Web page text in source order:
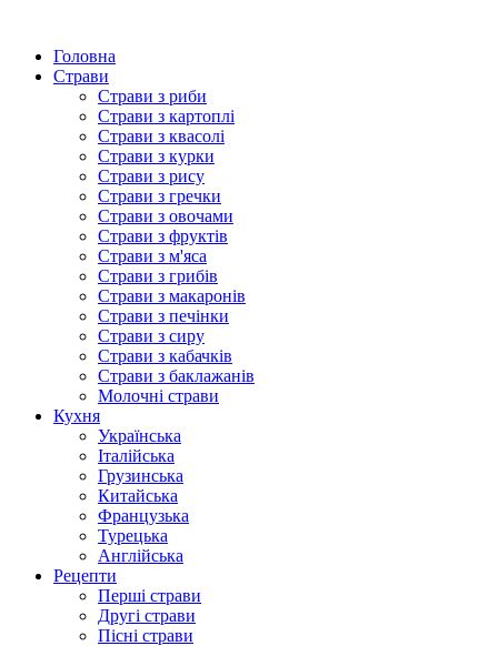
Головна
Страви
Страви з риби
Страви з картоплі
Страви з квасолі
Страви з курки
Страви з рису
Страви з гречки
Страви з овочами
Страви з фруктів
Страви з м'яса
Страви з грибів
Страви з макаронів
Страви з печінки
Страви з сиру
Страви з кабачків
Страви з баклажанів
Молочні страви
Кухня
Українська
Італійська
Грузинська
Китайська
Французька
Турецька
Англійська
Рецепти
Перші страви
Другі страви
Пісні страви